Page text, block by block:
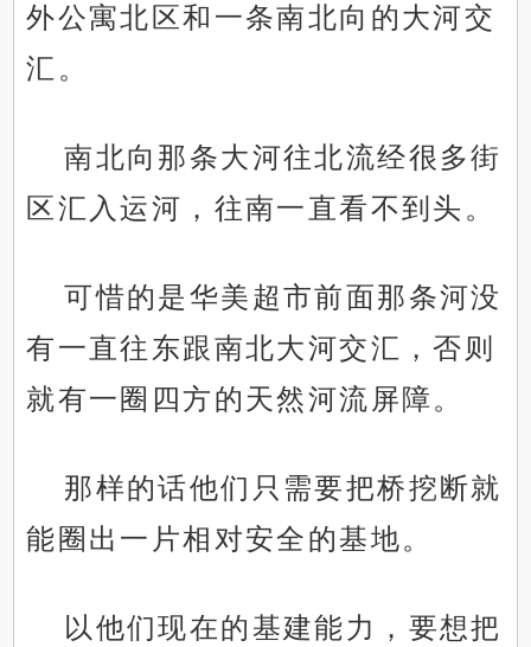
外公寓北区和一条南北向的大河交
汇。
南北向那条大河往北流经很多街
区汇入运河，往南一直看不到头。
可惜的是华美超市前面那条河没
有一直往东跟南北大河交汇，否则
就有一圈四方的天然河流屏障。
那样的话他们只需要把桥挖断就
能圈出一片相对安全的基地。
以他们现在的基建能力，要想把